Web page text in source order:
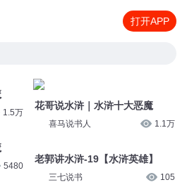
打开APP
1.5万
5480
花哥说水浒｜水浒十大恶魔
喜马说书人 1.1万
老郭讲水浒-19【水浒英雄】
三七说书 105